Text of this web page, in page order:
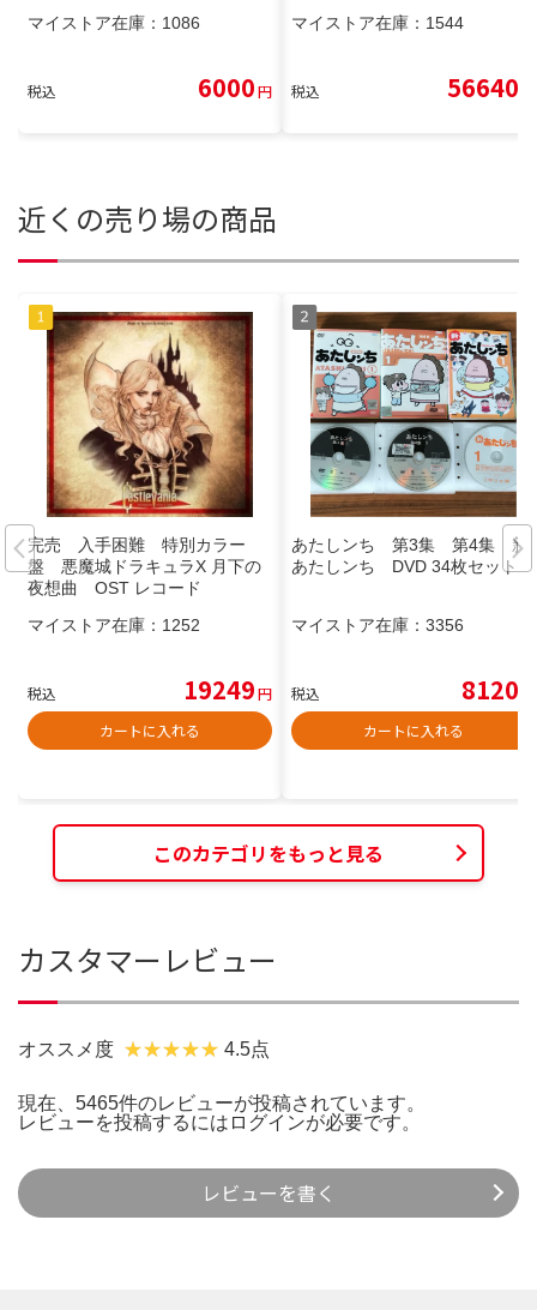
マイストア在庫： 1086
税込 6000円
マイストア在庫： 1544
税込 56640
近くの売り場の商品
完売 入手困難 特別カラー
盤 悪魔城ドラキュラX 月下の
夜想曲 OST レコード
マイストア在庫： 1252
税込 19249円
カートに入れる
あたしンち 第3集 第4集 新
あたしンち DVD 34枚セット
マイストア在庫： 3356
税込 8120
カートに入れる
このカテゴリをもっと見る
カスタマーレビュー
オススメ度 4.5点
現在、5465件のレビューが投稿されています。
レビューを投稿するには ログインが必要です。
レビューを書く